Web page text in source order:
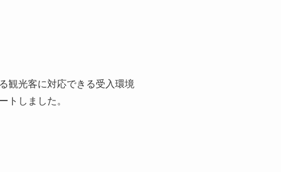
観光客に対応できる受入環境
トしました。